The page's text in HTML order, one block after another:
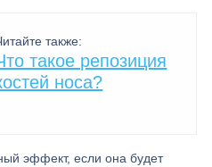
также:
такое репозиция
носа?
эффект, если она будет